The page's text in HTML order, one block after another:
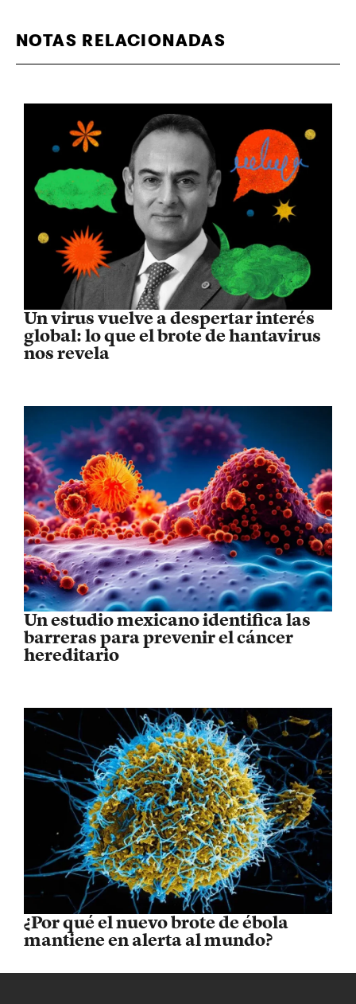
NOTAS RELACIONADAS
Un virus vuelve a despertar interés
global: lo que el brote de hantavirus
nos revela
Un estudio mexicano identifica las
barreras para prevenir el cáncer
hereditario
¿Por qué el nuevo brote de ébola
mantiene en alerta al mundo?